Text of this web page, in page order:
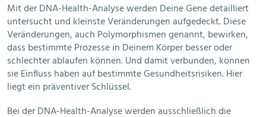
Mit der DNA-Health-Analyse werden Deine Gene detailliert
untersucht und kleinste Veränderungen aufgedeckt. Diese
Veränderungen, auch Polymorphismen genannt, bewirken,
dass bestimmte Prozesse in Deinem Körper besser oder
schlechter ablaufen können. Und damit verbunden, können
sie Einfluss haben auf bestimmte Gesundheitsrisiken. Hier
liegt ein präventiver Schlüssel.
Bei der DNA-Health-Analyse werden ausschließlich die